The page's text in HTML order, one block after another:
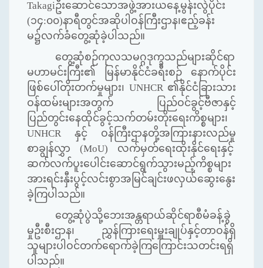
Takagiဦးဆောင်သောအဖွဲ့အားယနေ့မွန်းလွဲပိုင်း
(၁၄:၀၀)နာရီတွင်အဆိုပါဝန်ကြီးဌာန၊ဧည့်ခန်း
မ၌လက်ခံတွေ့ဆုံခဲ့ပါသည်။
တွေ့ဆုံစဉ်ကုလသမဂ္ဂဒုက္ခသည်များဆိုင်ရာ
မဟာမင်းကြီး၏ မြန်မာနိုင်ငံခရီးစဉ် နောက်ပိုင်း
ဖြစ်ပေါ်တိုးတက်မှုများ၊ UNHCR ၏နိုင်ငံခြားသား
ဝန်ထမ်းများအတွက် ပြည်ဝင်ခွင့်ဗီဇာနှင့်
ပြည်တွင်းနေထိုင်ခွင့်သက်တမ်းတိုးရေးကိစ္စများ၊
UNHCR နှင့် ဝန်ကြီးဌာနတို့အကြားနားလည်မှု
စာချွန်လွှာ (MoU) လက်မှတ်ရေးထိုးနိုင်ရေးနှင့်
ဆက်လက်ပူးပေါင်းဆောင်ရွက်သွားမည့်ကိစ္စများ
အားရင်းနှီးပွင့်လင်းစွာအမြင်ချင်းဖလှယ်ဆွေးနွေး
ခဲ့ကြပါသည်။
တွေ့ဆုံပွဲသို့ဘေးအန္တရာယ်ဆိုင်ရာစီမံခန့်ခွဲ
မှုဦးစီးဌာန၊ ညွှန်ကြားရေးမှူးချုပ်နှင့်တာဝန်ရှိ
သူများပါဝင်တက်ရောက်ခဲ့ကြကြောင်းသတင်းရရှိ
ပါသည်။